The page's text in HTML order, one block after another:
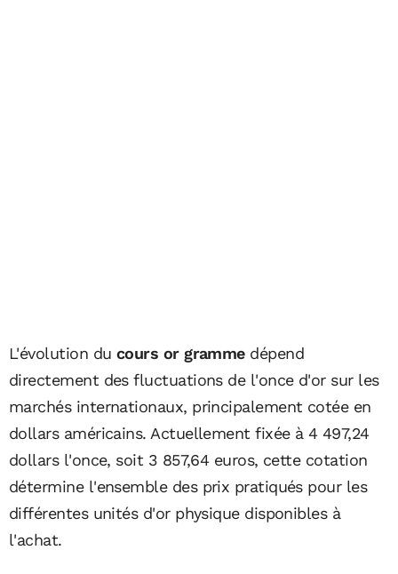
L'évolution du cours or grammedépend
directement des fluctuations de l'once d'or sur les
marchés internationaux, principalement cotée en
dollars américains. Actuellement fixée à 4 497,24
dollars l'once, soit 3 857,64 euros, cette cotation
détermine l'ensemble des prix pratiqués pour les
différentes unités d'or physique disponibles à
l'achat.